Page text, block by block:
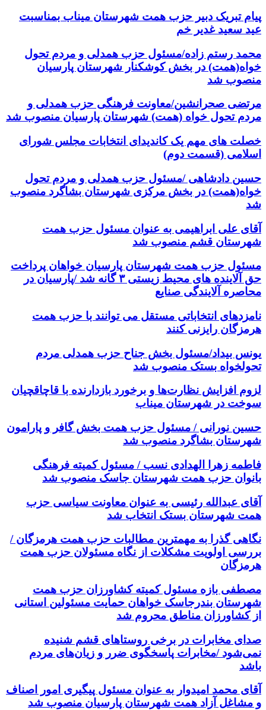
پیام تبریک دبیر حزب همت شهرستان میناب بمناسبت
عید سعید غدیر خم
محمد رستم زاده/مسئول حزب همدلی و مردم تحول
خواه(همت) در بخش کوشکنار شهرستان پارسیان
منصوب شد
مرتضی صحرانشین/معاونت فرهنگی حزب همدلی و
مردم تحول خواه (همت) شهرستان پارسیان منصوب شد
خصلت های مهم یک کاندیدای انتخابات مجلس شورای
اسلامی (قسمت دوم)
حسین دادشاهی /مسئول حزب همدلی و مردم تحول
خواه(همت) در بخش مرکزی شهرستان بشاگرد منصوب
شد
آقای علی ابراهیمی به عنوان مسئول حزب همت
شهرستان قشم منصوب شد
مسئول حزب همت شهرستان پارسیان خواهان پرداخت
حق آلاینده های محیط زیستی ۳ گانه شد /پارسیان در
محاصره آلایندگی صنایع
نامزدهای انتخاباتی مستقل می توانند با حزب همت
هرمزگان رایزنی کنند
یونس بیداد/مسئول بخش جناح حزب همدلی مردم
تحولخواه بستک منصوب شد
لزوم افزایش نظارت‌ها و برخورد بازدارنده با قاچاقچیان
سوخت در شهرستان میناب
حسین نورانی / مسئول حزب همت بخش گافر و پارامون
شهرستان بشاگرد منصوب شد
فاطمه زهرا الهدادی نسب / مسئول کمیته فرهنگی
بانوان حزب همت شهرستان جاسک منصوب شد
آقای عبدالله رئیسی به عنوان معاونت سیاسی حزب
همت شهرستان بستک انتخاب شد
نگاهی گذرا به مهمترین مطالبات حزب همت هرمزگان /
بررسی اولویت مشکلات از نگاه مسئولان حزب همت
هرمزگان
مصطفی بازه مسئول کمیته کشاورزان حزب همت
شهرستان بندرجاسک خواهان حمایت مسئولین استانی
از کشاورزان مناطق محروم شد
صدای مخابرات در برخی روستاهای قشم شنیده
نمی‌شود /مخابرات پاسخگوی ضرر و زیان‌های مردم
باشد
آقای محمد امیدوار به عنوان مسئول پیگیری امور اصناف
و مشاغل آزاد همت شهرستان پارسیان منصوب شد